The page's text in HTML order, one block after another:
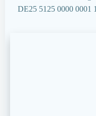
DE25 5125 0000 0001